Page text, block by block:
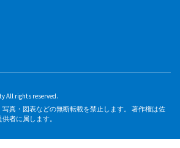
All rights reserved.
真・図表などの無断転載を禁止します。 著作権は佐
者に属します。